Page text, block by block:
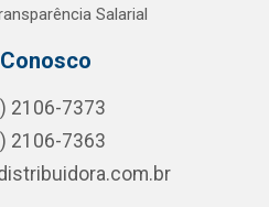
Salarial
2106-7373
2106-7363